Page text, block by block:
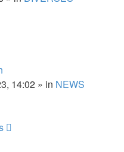
14:02 » in NEWS